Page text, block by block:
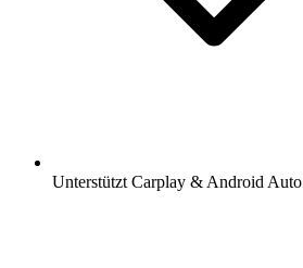
Unterstützt Carplay & Android Auto